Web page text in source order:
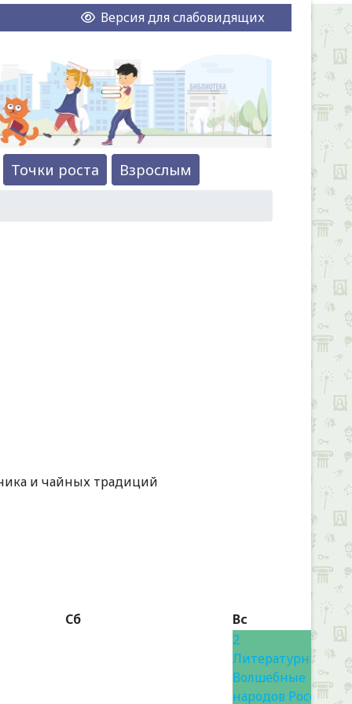
Версия для слабовидящих
Точки роста Взрослым
Сб Вс
2
Литературный
Волшебные
народов России
и чайных традиций